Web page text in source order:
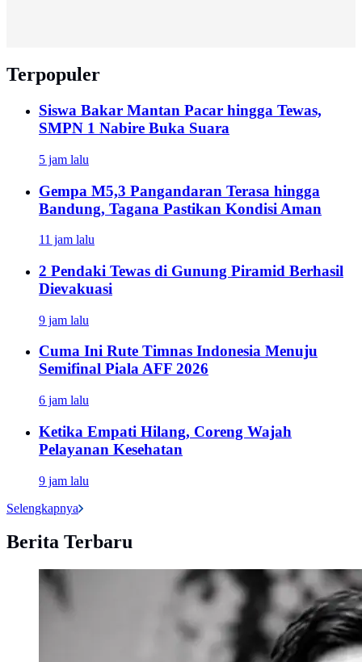
Terpopuler
Siswa Bakar Mantan Pacar hingga Tewas,
SMPN 1 Nabire Buka Suara
5 jam lalu
Gempa M5,3 Pangandaran Terasa hingga
Bandung, Tagana Pastikan Kondisi Aman
11 jam lalu
2 Pendaki Tewas di Gunung Piramid Berhasil
Dievakuasi
9 jam lalu
Cuma Ini Rute Timnas Indonesia Menuju
Semifinal Piala AFF 2026
6 jam lalu
Ketika Empati Hilang, Coreng Wajah
Pelayanan Kesehatan
9 jam lalu
Selengkapnya
Berita Terbaru